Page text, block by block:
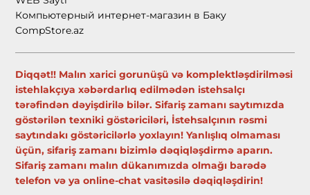
Компьютерный интернет-магазин в Баку
CompStore.az
Diqqət!! Malın xarici gorunüşü və komplektləşdirilməsi
istehlakçıya xəbərdarlıq edilmədən istehsalçı
tərəfindən dəyişdirilə bilər. Sifariş zamanı saytımızda
göstərilən texniki göstəriciləri, İstehsalçının rəsmi
saytındakı göstəricilərlə yoxlayın! Yanlışlıq olmaması
üçün, sifariş zamanı bizimlə dəqiqləşdirmə aparın.
Sifariş zamanı malın dükanımızda olmağı barədə
telefon və ya online-chat vasitəsilə dəqiqləşdirin!